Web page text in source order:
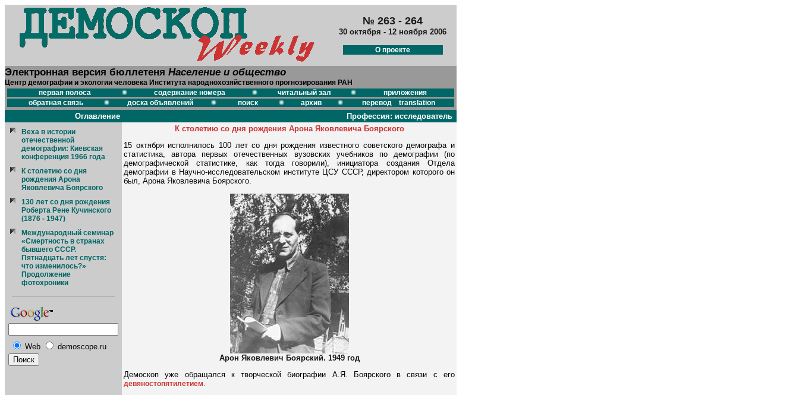
№ 263 - 264
30 октября - 12 ноября 2006
О проекте
Электронная версия бюллетеня Население и общество
Центр демографии и экологии человека Института народнохозяйственного прогнозирования РАН
первая полоса
содержание номера читальный зал
приложения
обратная связь
доска объявлений поиск архив перевод translation
Оглавление Профессия: исследователь
Веха в истории
отечественной
демографии: Киевская
конференция 1966 года
К столетию со дня
рождения Арона
Яковлевича Боярского
130 лет со дня рождения
Роберта Рене Кучинского
(1876 - 1947)
Международный семинар
«Смертность в странах
бывшего СССР.
Пятнадцать лет спустя:
что изменилось?»
Продолжение
фотохроники
Web demoscope.ru
К столетию со дня рождения Арона Яковлевича Боярского
15 октября исполнилось 100 лет со дня рождения известного советского демографа и
статистика, автора первых отечественных вузовских учебников по демографии (по
демографической статистике, как тогда говорили), инициатора создания Отдела
демографии в Научно-исследовательском институте ЦСУ СССР, директором которого он
был, Арона Яковлевича Боярского.
Арон Яковлевич Боярский. 1949 год
Демоскоп уже обращался к творческой биографии А.Я. Боярского в связи с его
девяностопятилетием